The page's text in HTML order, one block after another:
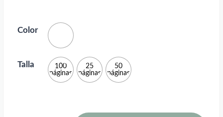
Color
Talla
100
páginas
25
páginas
50
páginas